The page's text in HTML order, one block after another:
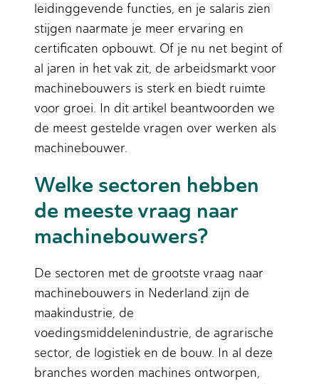
leidinggevende functies, en je salaris zien
stijgen naarmate je meer ervaring en
certificaten opbouwt. Of je nu net begint of
al jaren in het vak zit, de arbeidsmarkt voor
machinebouwers is sterk en biedt ruimte
voor groei. In dit artikel beantwoorden we
de meest gestelde vragen over werken als
machinebouwer.
Welke sectoren hebben
de meeste vraag naar
machinebouwers?
De sectoren met de grootste vraag naar
machinebouwers in Nederland zijn de
maakindustrie, de
voedingsmiddelenindustrie, de agrarische
sector, de logistiek en de bouw. In al deze
branches worden machines ontworpen,